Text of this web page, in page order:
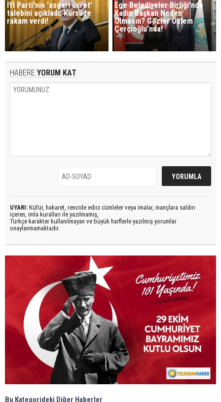
İYİ Parti'nin 'asgari ücret'
talebini açıkladı: Kürsüde
rakam verdi!
Ege Belediyeler Birliği’nde
Kadın Başkan Neden
Olmasın? Gözler Özlem
Çerçioğlu’nda!
HABERE YORUM KAT
UYARI: Küfür, hakaret, rencide edici cümleler veya imalar, inançlara saldırı
içeren, imla kuralları ile yazılmamış,
Türkçe karakter kullanılmayan ve büyük harflerle yazılmış yorumlar
onaylanmamaktadır.
Bu Kategorideki Diğer Haberler